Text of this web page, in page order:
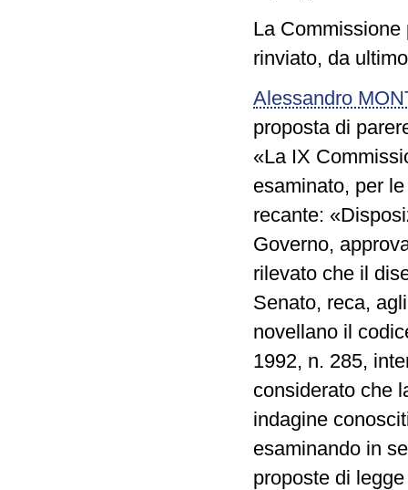
La
rinviato, da
Alessandro
proposta di
«La IX
esaminato, per
recante:
Governo,
rilevato che il
Senato, reca,
novellano il
1992, n. 285,
considerato che
indagine
esaminando in
proposte di